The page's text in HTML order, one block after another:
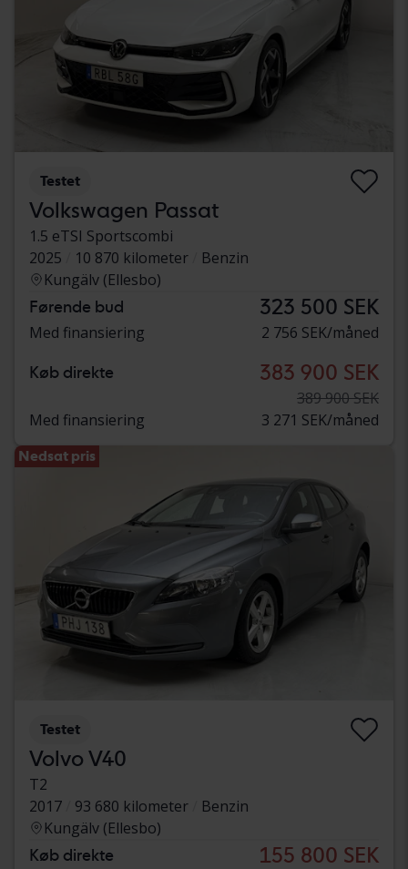
Testet
Volkswagen Passat
1.5 eTSI Sportscombi
2025
10 870 kilometer
Benzin
Kungälv (Ellesbo)
Førende bud 323 500 SEK
Med finansiering 2 756 SEK/måned
Køb direkte 383 900 SEK
389 900 SEK
Med finansiering
3 271 SEK/måned
Nedsat pris
Testet
Volvo V40
T2
2017
93 680 kilometer
Benzin
Kungälv (Ellesbo)
Køb direkte 155 800 SEK